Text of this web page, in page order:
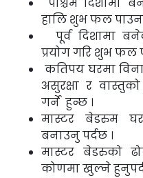
हालि शुभ फल
पूर्व दिशामा
प्रयोग गरि शुभ फल
कतिपय घरमा
असुरक्षा र
गर्ने हुन्छ ।
मास्टर बेडरुम
बनाउनु पर्दछ ।
मास्टर बेडरुको
कोणमा खुल्ने